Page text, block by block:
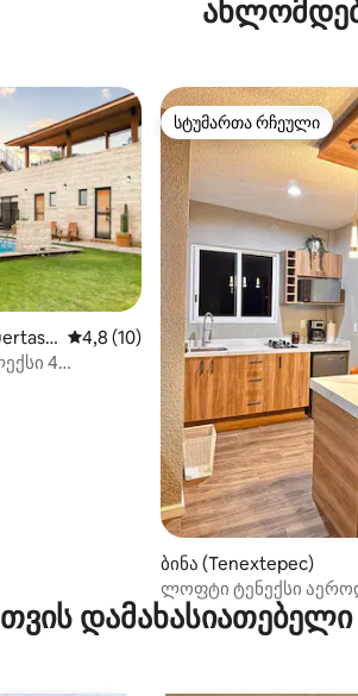
საშუალო შეფასებაა 5‑დან 4,8,
4,8 (10)
4
სტუმართა რჩეული
სტუმართა რჩეული
ბინა (Tenextepec)
ლოფტი ტენექსი
ახლოს